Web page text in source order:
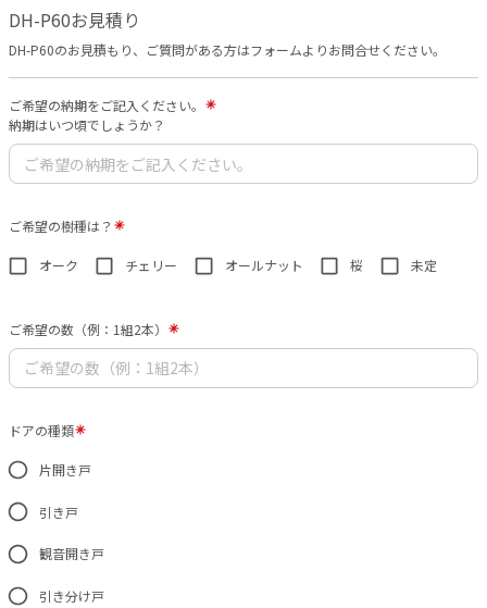
DH-P60お見積り
DH-P60のお見積もり、ご質問がある方はフォームよりお問合せください。
ご希望の納期をご記入ください。
納期はいつ頃でしょうか？
ご希望の樹種は？
オーク チェリー オールナット 桜 未定
ご希望の数（例：1組2本）
ドアの種類
片開き戸
引き戸
観音開き戸
引き分け戸